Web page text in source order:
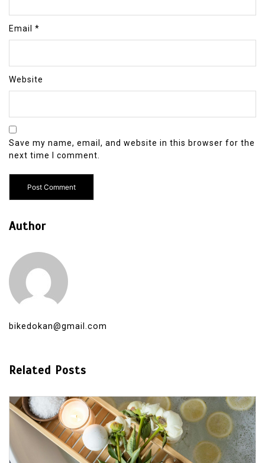
Email *
Website
Save my name, email, and website in this browser for the
next time I comment.
Author
bikedokan@gmail.com
Related Posts